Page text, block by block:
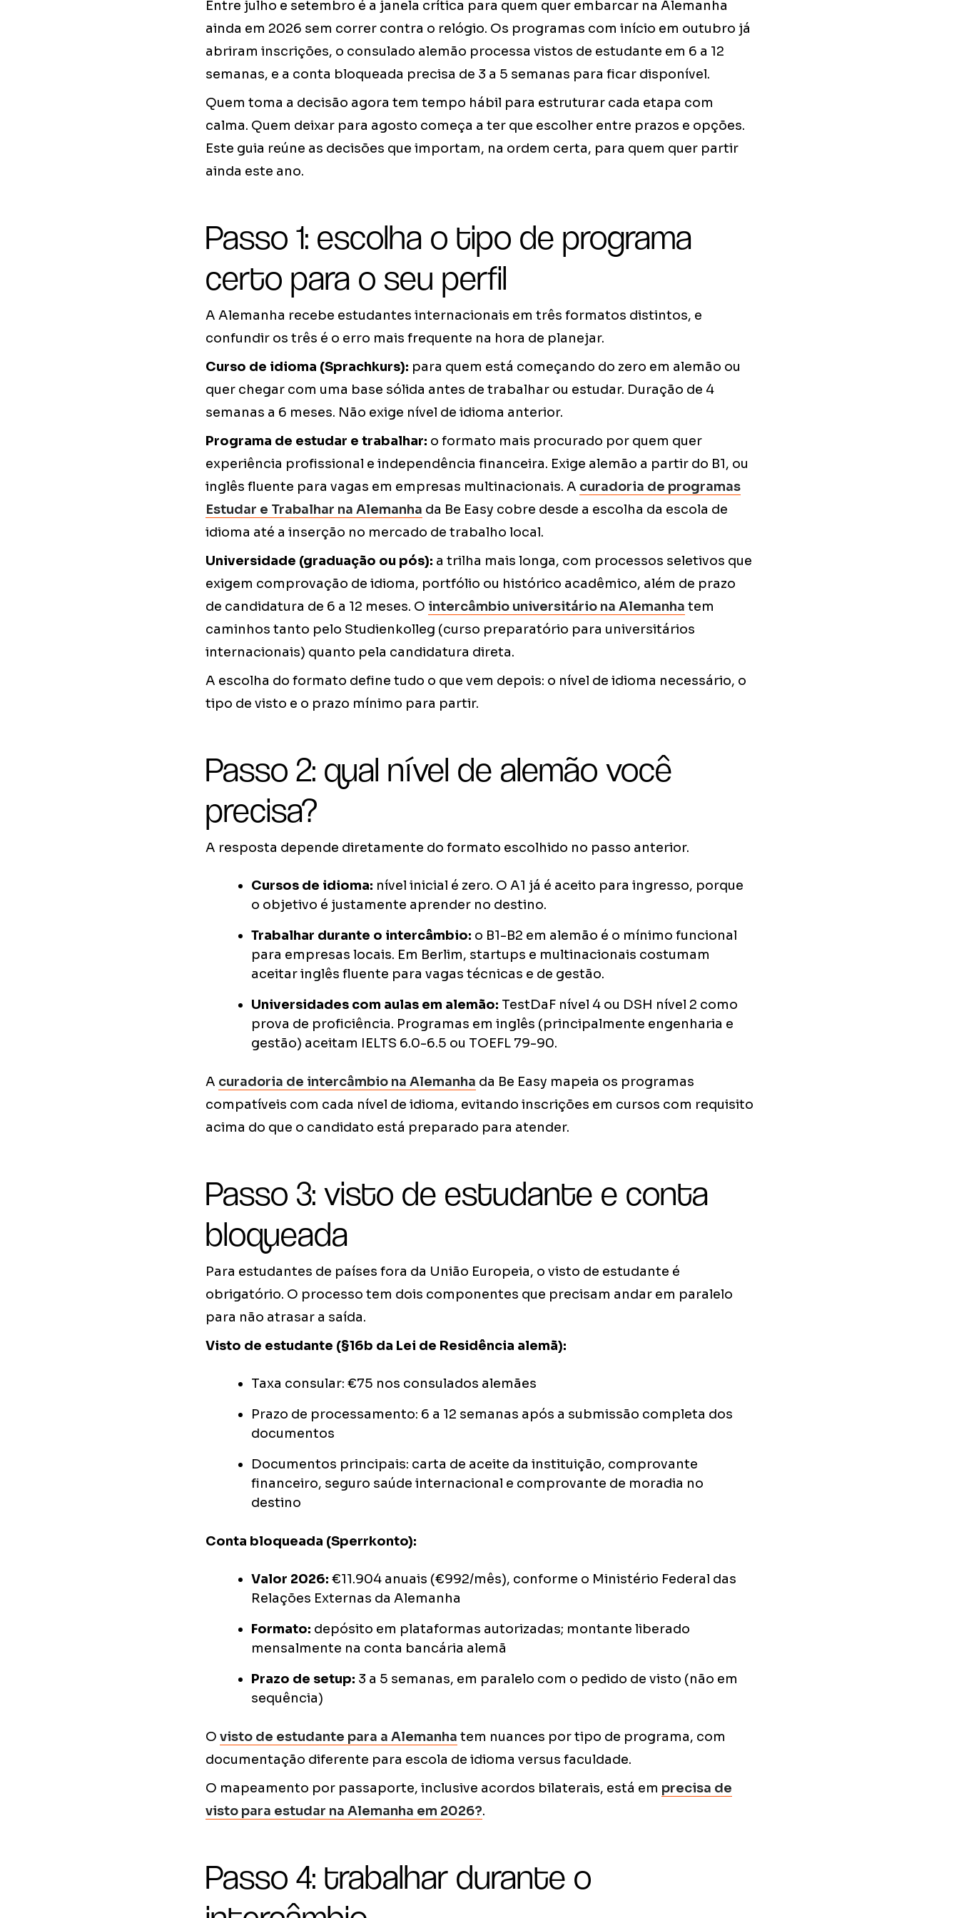
Entre julho e setembro é a janela crítica para quem quer embarcar na Alemanha
ainda em 2026 sem correr contra o relógio. Os programas com início em outubro já
abriram inscrições, o consulado alemão processa vistos de estudante em 6 a 12
semanas, e a conta bloqueada precisa de 3 a 5 semanas para ficar disponível.
Quem toma a decisão agora tem tempo hábil para estruturar cada etapa com
calma. Quem deixar para agosto começa a ter que escolher entre prazos e opções.
Este guia reúne as decisões que importam, na ordem certa, para quem quer partir
ainda este ano.
Passo 1: escolha o tipo de programa
certo para o seu perfil
A Alemanha recebe estudantes internacionais em três formatos distintos, e
confundir os três é o erro mais frequente na hora de planejar.
Curso de idioma (Sprachkurs): para quem está começando do zero em alemão ou
quer chegar com uma base sólida antes de trabalhar ou estudar. Duração de 4
semanas a 6 meses. Não exige nível de idioma anterior.
Programa de estudar e trabalhar: o formato mais procurado por quem quer
experiência profissional e independência financeira. Exige alemão a partir do B1, ou
inglês fluente para vagas em empresas multinacionais. A curadoria de programas
Estudar e Trabalhar na Alemanha da Be Easy cobre desde a escolha da escola de
idioma até a inserção no mercado de trabalho local.
Universidade (graduação ou pós): a trilha mais longa, com processos seletivos que
exigem comprovação de idioma, portfólio ou histórico acadêmico, além de prazo
de candidatura de 6 a 12 meses. O intercâmbio universitário na Alemanha tem
caminhos tanto pelo Studienkolleg (curso preparatório para universitários
internacionais) quanto pela candidatura direta.
A escolha do formato define tudo o que vem depois: o nível de idioma necessário, o
tipo de visto e o prazo mínimo para partir.
Passo 2: qual nível de alemão você
precisa?
A resposta depende diretamente do formato escolhido no passo anterior.
Cursos de idioma: nível inicial é zero. O A1 já é aceito para ingresso, porque
o objetivo é justamente aprender no destino.
Trabalhar durante o intercâmbio: o B1-B2 em alemão é o mínimo funcional
para empresas locais. Em Berlim, startups e multinacionais costumam
aceitar inglês fluente para vagas técnicas e de gestão.
Universidades com aulas em alemão: TestDaF nível 4 ou DSH nível 2 como
prova de proficiência. Programas em inglês (principalmente engenharia e
gestão) aceitam IELTS 6.0-6.5 ou TOEFL 79-90.
A curadoria de intercâmbio na Alemanha da Be Easy mapeia os programas
compatíveis com cada nível de idioma, evitando inscrições em cursos com requisito
acima do que o candidato está preparado para atender.
Passo 3: visto de estudante e conta
bloqueada
Para estudantes de países fora da União Europeia, o visto de estudante é
obrigatório. O processo tem dois componentes que precisam andar em paralelo
para não atrasar a saída.
Visto de estudante (§16b da Lei de Residência alemã):
Taxa consular: €75 nos consulados alemães
Prazo de processamento: 6 a 12 semanas após a submissão completa dos
documentos
Documentos principais: carta de aceite da instituição, comprovante
financeiro, seguro saúde internacional e comprovante de moradia no
destino
Conta bloqueada (Sperrkonto):
Valor 2026: €11.904 anuais (€992/mês), conforme o Ministério Federal das
Relações Externas da Alemanha
Formato: depósito em plataformas autorizadas; montante liberado
mensalmente na conta bancária alemã
Prazo de setup: 3 a 5 semanas, em paralelo com o pedido de visto (não em
sequência)
O visto de estudante para a Alemanha tem nuances por tipo de programa, com
documentação diferente para escola de idioma versus faculdade.
O mapeamento por passaporte, inclusive acordos bilaterais, está em precisa de
visto para estudar na Alemanha em 2026?.
Passo 4: trabalhar durante o